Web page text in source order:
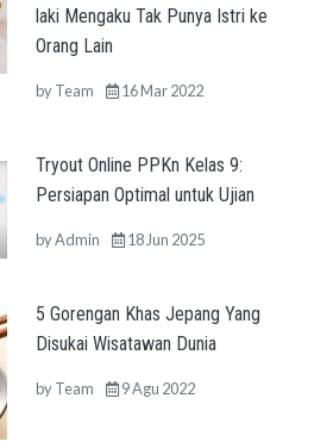
laki Mengaku Tak Punya Istri ke
Orang Lain
byTeam 16 Mar 2022
Tryout Online PPKn Kelas 9:
Persiapan Optimal untuk Ujian
byAdmin 18 Jun 2025
5 Gorengan Khas Jepang Yang
Disukai Wisatawan Dunia
byTeam 9 Agu 2022